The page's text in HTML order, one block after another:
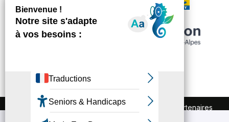
Recrutement Marchés publics
Partenaires
Mentions légales